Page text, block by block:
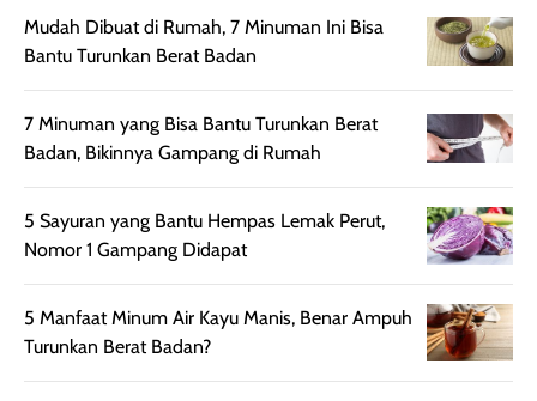
hingga kombinasi,
namun pada kulit
mungkin butuh
touch-up setelah
beberapa jam.
cukup tinggi,
kualitasnya
sepadan. Bedak
ini cocok untuk
kamu yang
dan fresh.
banget buat
ke kantor,
ataupun
jalan santai. Plus
produk ini juga
minim
jadi warnanya
tetap stabil
setelah
Mudah Dibuat di Rumah, 7 Minuman Ini Bisa
Bantu Turunkan Berat Badan
7 Minuman yang Bisa Bantu Turunkan Berat
Badan, Bikinnya Gampang di Rumah
5 Sayuran yang Bantu Hempas Lemak Perut,
Nomor 1 Gampang Didapat
5 Manfaat Minum Air Kayu Manis, Benar Ampuh
Turunkan Berat Badan?